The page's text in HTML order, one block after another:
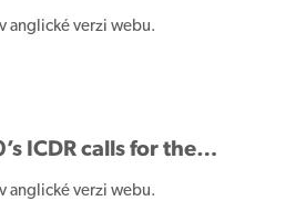
v anglické verzi webu.
ICDR calls for the…
anglické verzi webu.